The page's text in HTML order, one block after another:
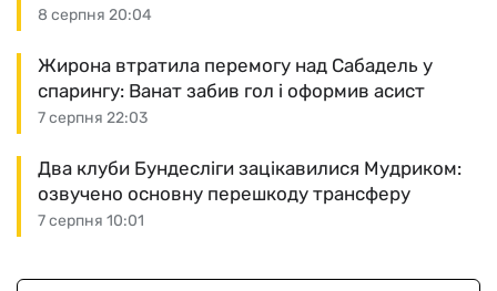
8 серпня 20:04
7 серпня 22:03
Жирона втратила перемогу над Сабадель у
спарингу: Ванат забив гол і оформив асист
7 серпня 10:01
Два клуби Бундесліги зацікавилися Мудриком:
озвучено основну перешкоду трансферу